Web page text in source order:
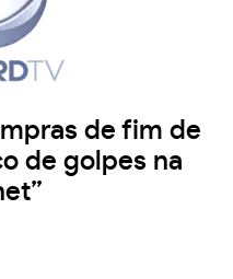
de fim de
de golpes na